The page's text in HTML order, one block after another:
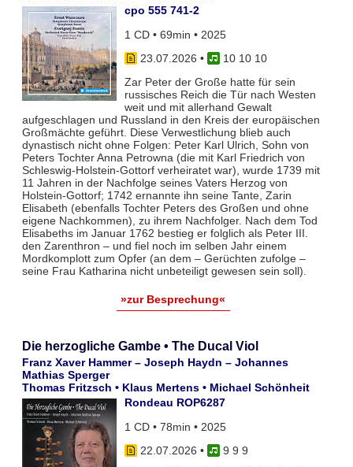
cpo 555 741-2
1 CD • 69min • 2025
23.07.2026 •
10 10 10
Zar Peter der Große hatte für sein
russisches Reich die Tür nach Westen
weit und mit allerhand Gewalt
aufgeschlagen und Russland in den Kreis der europäischen
Großmächte geführt. Diese Verwestlichung blieb auch
dynastisch nicht ohne Folgen: Peter Karl Ulrich, Sohn von
Peters Tochter Anna Petrowna (die mit Karl Friedrich von
Schleswig-Holstein-Gottorf verheiratet war), wurde 1739 mit
11 Jahren in der Nachfolge seines Vaters Herzog von
Holstein-Gottorf; 1742 ernannte ihn seine Tante, Zarin
Elisabeth (ebenfalls Tochter Peters des Großen und ohne
eigene Nachkommen), zu ihrem Nachfolger. Nach dem Tod
Elisabeths im Januar 1762 bestieg er folglich als Peter III.
den Zarenthron – und fiel noch im selben Jahr einem
Mordkomplott zum Opfer (an dem – Gerüchten zufolge –
seine Frau Katharina nicht unbeteiligt gewesen sein soll).
»zur Besprechung«
Die herzogliche Gambe • The Ducal Viol
Franz Xaver Hammer – Joseph Haydn – Johannes
Mathias Sperger
Thomas Fritzsch • Klaus Mertens • Michael Schönheit
Rondeau ROP6287
1 CD • 78min • 2025
22.07.2026 •
9 9 9